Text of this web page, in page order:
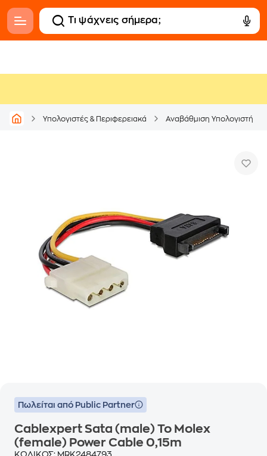
Υπολογιστές & Περιφερειακά Αναβάθμιση Υπολογιστή
Πωλείται από Public Partner
Cablexpert Sata (male) To Molex
(female) Power Cable 0,15m
ΚΩΔΙΚΟΣ: MRK2484793